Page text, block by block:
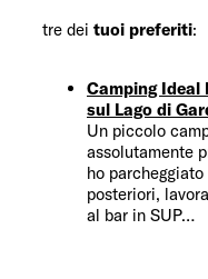
tre dei tuoi preferiti:
Camping Ideal
sul Lago di
Un piccolo
assolutamente
ho
posteriori,
al bar in SUP…